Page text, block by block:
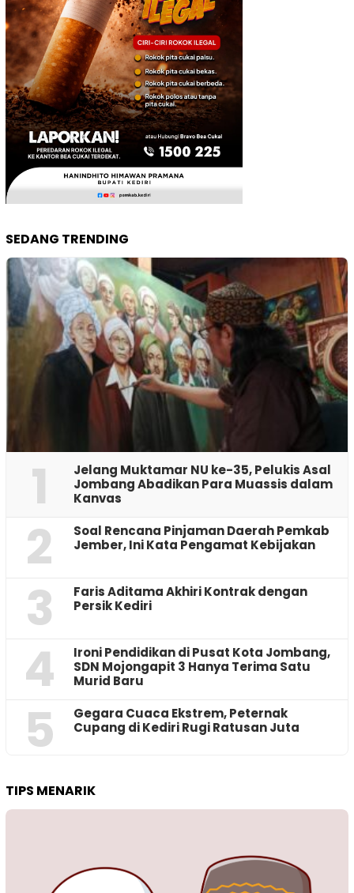
SEDANG TRENDING
1
Jelang Muktamar NU ke-35, Pelukis Asal
Jombang Abadikan Para Muassis dalam
Kanvas
2
‎Soal Rencana Pinjaman Daerah Pemkab
Jember, Ini Kata Pengamat Kebijakan ‎
3
Faris Aditama Akhiri Kontrak dengan
Persik Kediri
4
Ironi Pendidikan di Pusat Kota Jombang,
SDN Mojongapit 3 Hanya Terima Satu
Murid Baru
5
‎Gegara Cuaca Ekstrem, Peternak
Cupang di Kediri Rugi Ratusan Juta
TIPS MENARIK